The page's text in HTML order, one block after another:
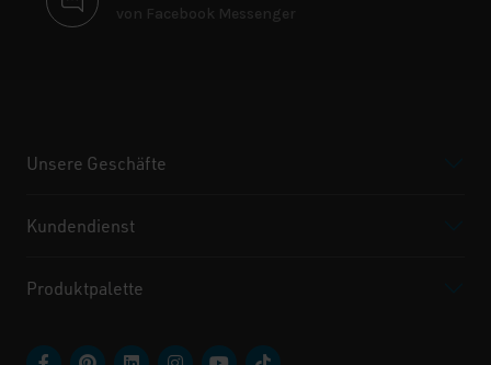
von Facebook Messenger
Unsere Geschäfte
Kundendienst
Produktpalette